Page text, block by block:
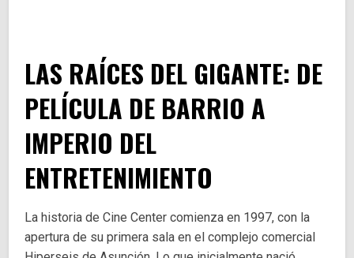
LAS RAÍCES DEL GIGANTE: DE
PELÍCULA DE BARRIO A
IMPERIO DEL
ENTRETENIMIENTO
La historia de Cine Center comienza en 1997, con la
apertura de su primera sala en el complejo comercial